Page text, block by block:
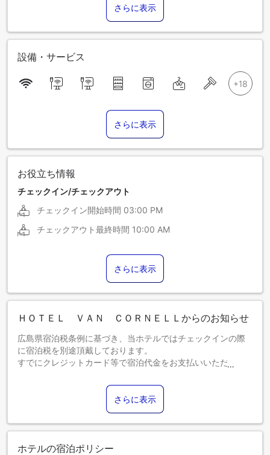
さらに表示
設備・サービス
さらに表示
お役立ち情報
チェックイン/チェックアウト
チェックイン開始時間 03:00 PM
チェックアウト最終時間 10:00 AM
さらに表示
ＨＯＴＥＬ ＶＡＮ ＣＯＲＮＥＬＬからのお知らせ
広島県宿泊税条例に基づき、当ホテルではチェックインの際
に宿泊税を別途頂戴しております。
すでにクレジットカード等で宿泊代金をお支払いいただいて
宿泊税は、ご宿泊料金に応じてお一人様１泊あたり下記の通
りご負担いただきます。あらかじめご了承ください。
※２０２６年４月１日（水）以降のご宿泊分より対象となりま
す。
宿泊料金に応じた宿泊税（お一人様１泊あたり） ・６，００
０未満＿課税なし ・６，０００以上＿宿泊税２００円
さらに表示
ホテルの宿泊ポリシー